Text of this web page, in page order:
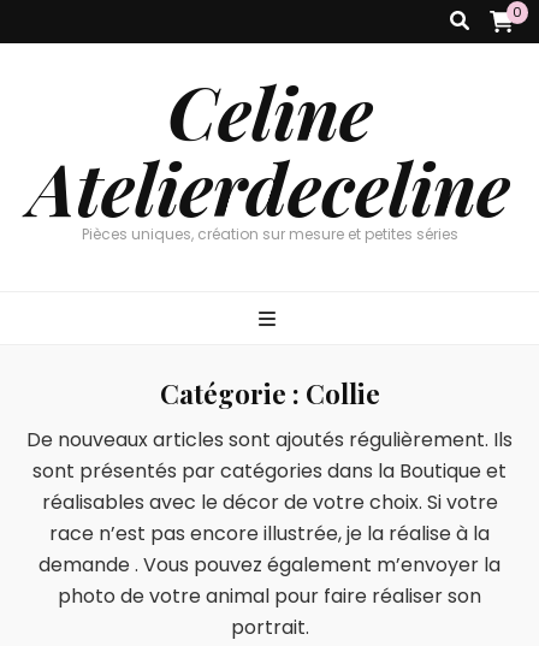
0
Celine
Atelierdeceline
Pièces uniques, création sur mesure et petites séries
Catégorie : Collie
De nouveaux articles sont ajoutés régulièrement. Ils
sont présentés par catégories dans la Boutique et
réalisables avec le décor de votre choix. Si votre
race n’est pas encore illustrée, je la réalise à la
demande . Vous pouvez également m’envoyer la
photo de votre animal pour faire réaliser son
portrait.